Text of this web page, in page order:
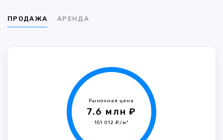
ПРОДАЖА АРЕНДА
Рыночная цена
7.6 млн ₽
151 012 ₽/м²